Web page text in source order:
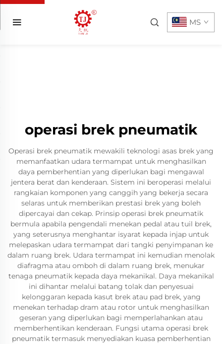
MS
operasi brek pneumatik
Operasi brek pneumatik mewakili teknologi asas brek yang
memanfaatkan udara termampat untuk menghasilkan
daya pemberhentian yang diperlukan bagi mengawal
jentera berat dan kenderaan. Sistem ini beroperasi melalui
rangkaian komponen yang canggih yang bekerja secara
selaras untuk memberikan prestasi brek yang boleh
dipercayai dan cekap. Prinsip operasi brek pneumatik
bermula apabila pengendali menekan pedal atau tuil brek,
yang seterusnya menghantar isyarat kepada injap untuk
melepaskan udara termampat dari tangki penyimpanan ke
dalam ruang brek. Udara termampat ini kemudian menolak
diafragma atau omboh di dalam ruang brek, menukar
tenaga pneumatik kepada daya mekanikal. Daya mekanikal
ini dihantar melalui batang tolak dan penyesuai
kelonggaran kepada kasut brek atau pad brek, yang
menekan terhadap dram atau rotor untuk menghasilkan
geseran yang diperlukan bagi memperlahankan atau
memberhentikan kenderaan. Fungsi utama operasi brek
pneumatik termasuk menyediakan kuasa pemberhentian